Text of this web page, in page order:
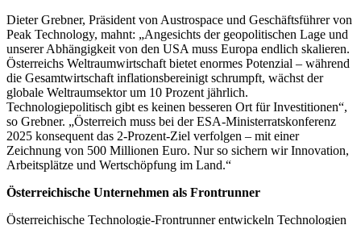
Dieter Grebner, Präsident von Austrospace und Geschäftsführer von
Peak Technology, mahnt: „Angesichts der geopolitischen Lage und
unserer Abhängigkeit von den USA muss Europa endlich skalieren.
Österreichs Weltraumwirtschaft bietet enormes Potenzial – während
die Gesamtwirtschaft inflationsbereinigt schrumpft, wächst der
globale Weltraumsektor um 10 Prozent jährlich.
Technologiepolitisch gibt es keinen besseren Ort für Investitionen“,
so Grebner. „Österreich muss bei der ESA-Ministerratskonferenz
2025 konsequent das 2-Prozent-Ziel verfolgen – mit einer
Zeichnung von 500 Millionen Euro. Nur so sichern wir Innovation,
Arbeitsplätze und Wertschöpfung im Land.“
Österreichische Unternehmen als Frontrunner
Österreichische Technologie-Frontrunner entwickeln Technologien